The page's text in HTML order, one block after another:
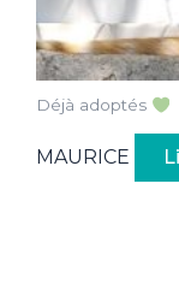
Déjà adoptés
MAURICE